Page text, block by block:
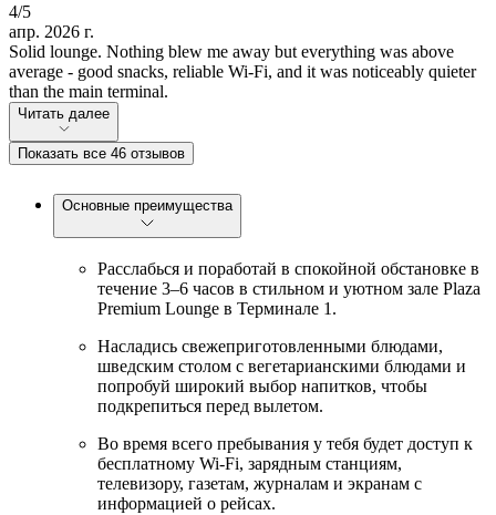
4/5
апр. 2026 г.
Solid lounge. Nothing blew me away but everything was above
average - good snacks, reliable Wi-Fi, and it was noticeably quieter
than the main terminal.
Читать далее
Показать все 46 отзывов
Основные преимущества
Расслабься и поработай в спокойной обстановке в
течение 3–6 часов в стильном и уютном зале Plaza
Premium Lounge в Терминале 1.
Насладись свежеприготовленными блюдами,
шведским столом с вегетарианскими блюдами и
попробуй широкий выбор напитков, чтобы
подкрепиться перед вылетом.
Во время всего пребывания у тебя будет доступ к
бесплатному Wi-Fi, зарядным станциям,
телевизору, газетам, журналам и экранам с
информацией о рейсах.